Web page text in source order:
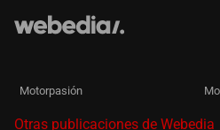
Motorpasión
Otras publicaciones de Webedia